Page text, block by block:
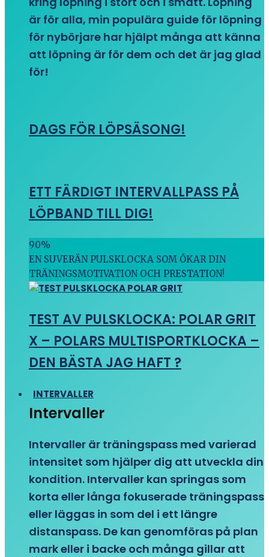
är för alla, min populära guide för löpning
för nybörjare har hjälpt många att känna
att löpning är för dem och det är jag glad
för!
DAGS FÖR LÖPSÄSONG!
ETT FÄRDIGT INTERVALLPASS PÅ
LÖPBAND TILL DIG!
90%
EN SUVERÄN PULSKLOCKA SOM ÖKAR DIN
TRÄNINGSMOTIVATION OCH PRESTATION!
TEST AV PULSKLOCKA: POLAR GRIT
X – POLARS MULTISPORTKLOCKA –
DEN BÄSTA JAG HAFT ?
INTERVALLER
Intervaller
Intervaller är träningspass med varierad
intensitet som hjälper dig att utveckla din
kondition. Intervaller kan springas som
korta eller långa fokuserade träningspass
eller läggas in som del i ett längre
distanspass. De kan genomföras på plan
mark eller i backe och många gillar att